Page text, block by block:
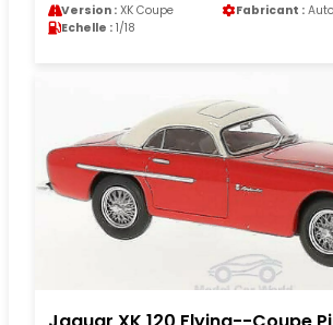
Version : XK Coupe Fabricant :
Echelle : 1/18